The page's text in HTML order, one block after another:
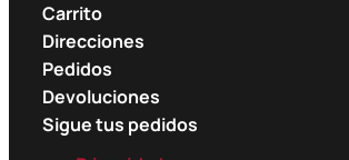
Carrito
Direcciones
Pedidos
Devoluciones
Sigue tus pedidos